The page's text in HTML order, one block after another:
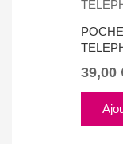
39,00